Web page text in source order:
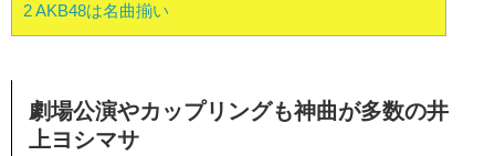
2AKB48は名曲揃い
劇場公演やカップリングも神曲が多数の井
上ヨシマサ